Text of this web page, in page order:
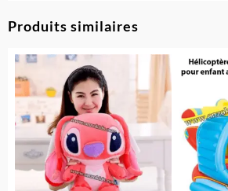
Produits similaires